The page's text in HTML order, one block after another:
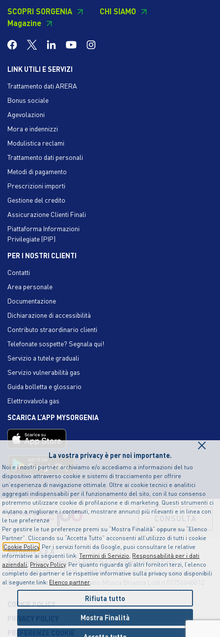
La vostra privacy è per noi importante.
Noi e i nostri partner archiviamo e/o accediamo a informazioni del tuo
dispositivo attraverso cookie e sistemi di tracciamento per offrire
un’esperienza di navigazione ottimale. Oltre ai cookie tecnici e analitici
aggregati indispensabili per il funzionamento del sito, con il tuo consenso
potremmo utilizzare cookie di profilazione e di marketing. Questi strumenti ci
aiutano a migliorare i contenuti, mostrare annunci più rilevanti e in linea con
le tue preferenze
Per gestire le tue preferenze premi su “Mostra Finalità” oppure su “Elenco
Partner”. Cliccando su “Accetta Tutto” acconsenti all’utilizzo di tutti i cookie
Cookie Policy. Per i servizi forniti da Google, puoi consultare le relative
informative ai seguenti link:Termini di Servizio, Responsabilità per i dati
aziendali,Privacy Policy. Per quanto riguarda gli altri fornitori terzi, l’elenco
completo dei partner e le rispettive informative sulla privacy sono disponibili
al seguente link: Elenco partner
×
Rifiuta tutto
Mostra Finalità
SCOPRI SORGENIA
CHI SIAMO
Magazine
LINK UTILI E SERVIZI
Trattamento dati ARERA
Bonus sociale
Agevolazioni
Mora e indennizzi
Modulistica reclami
Trattamento dati personali
Metodi di pagamento
Prescrizioni importi
Gestione del credito
Assicurazione Clienti Finali
Piattaforma Informazioni
Privilegiate (PIP)
PER I NOSTRI CLIENTI
Contatti
Area personale
Documentazione
Dichiarazione di accessibilità
Contributo straordinario clienti
Telefonate sospette? Segnala qui!
Servizio a tutele graduali
Servizio vulnerabilità gas
Guida bolletta e glossario
Elettrovalvola gas
SCARICA L’APP MYSORGENIA
Sorgenia S.p.A
Sede legale in Milano, Via Algardi 4 | Capitale sociale Euro
150.000.000,00 i.v. | P.IVA n.12874490159 Codice Fiscale e Iscrizione al
Registro delle Imprese di Milano Monza Brianza Lodi n.07756640012
COOKIE POLICY
PRIVACY POLICY
PREFERENZE COOKIE